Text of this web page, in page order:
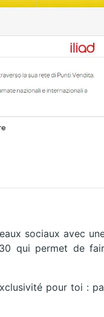
sociaux avec
qui permet de
pour toi :